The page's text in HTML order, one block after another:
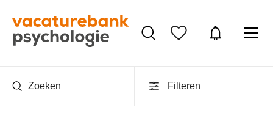
Zoeken Filteren